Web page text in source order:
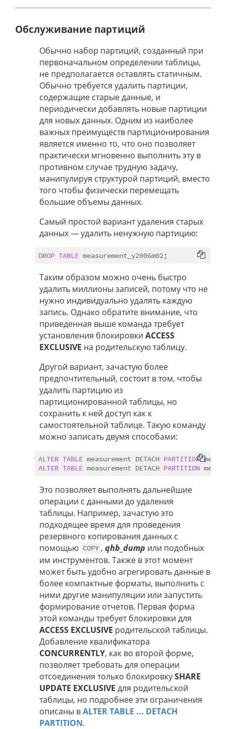
Обслуживание партиций
Обычно набор партиций, созданный при
первоначальном определении таблицы,
не предполагается оставлять статичным.
Обычно требуется удалить партиции,
содержащие старые данные, и
периодически добавлять новые партиции
для новых данных. Одним из наиболее
важных преимуществ партиционирования
является именно то, что оно позволяет
практически мгновенно выполнить эту в
противном случае трудную задачу,
манипулируя структурой партиций, вместо
того чтобы физически перемещать
большие объемы данных.
Самый простой вариант удаления старых
данных — удалить ненужную партицию:
DROP TABLE
Таким образом можно очень быстро
удалить миллионы записей, потому что не
нужно индивидуально удалять каждую
запись. Однако обратите внимание, что
приведенная выше команда требует
установления блокировки ACCESS
EXCLUSIVE на родительскую таблицу.
Другой вариант, зачастую более
предпочтительный, состоит в том, чтобы
удалить партицию из
партиционированной таблицы, но
сохранить к ней доступ как к
самостоятельной таблице. Такую команду
можно записать двумя способами:
ALTER TABLE measurement DETACH PARTITION
ALTER TABLE measurement DETACH PARTITION
Это позволяет выполнять дальнейшие
операции с данными до удаления
таблицы. Например, зачастую это
подходящее время для проведения
резервного копирования данных с
помощью COPY ,qhb_dump или подобных
им инструментов. Также в этот момент
может быть удобно агрегировать данные в
более компактные форматы, выполнить с
ними другие манипуляции или запустить
формирование отчетов. Первая форма
этой команды требует блокировки для
ACCESS EXCLUSIVE родительской таблицы.
Добавление квалификатора
CONCURRENTLY, как во второй форме,
позволяет требовать для операции
отсоединения только блокировкуSHARE
UPDATE EXCLUSIVE для родительской
таблицы, но подробнее эти ограничения
описаны вALTER TABLE ... DETACH
PARTITION.